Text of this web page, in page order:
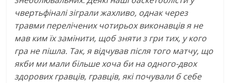
чвертьфіналі зіграли жахливо, однак через
травми перелічених чотирьох виконавців я не
мав ким їх замінити, щоб зняти з гри тих, у кого
гра не пішла. Так, я відчував після того матчу, що
якби ми мали більше хоча би на одного-двох
здорових гравців, гравців, які почували б себе